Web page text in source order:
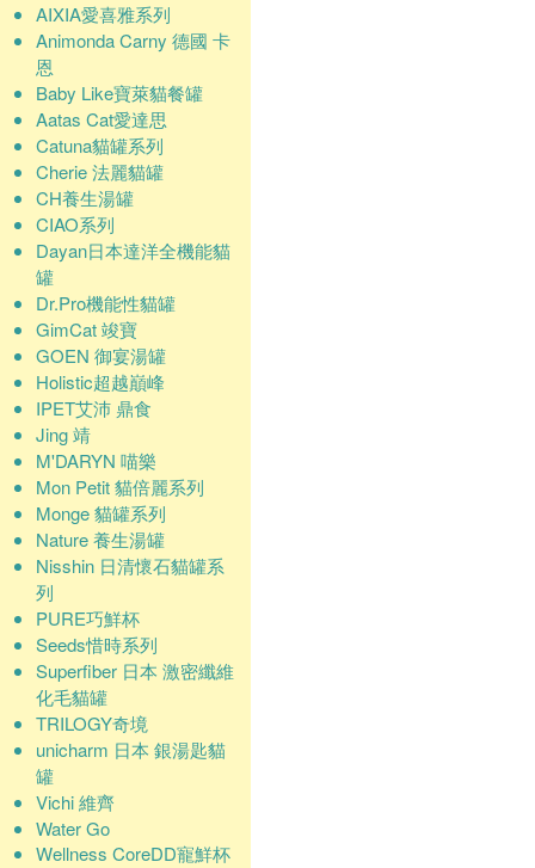
AIXIA愛喜雅系列
Animonda Carny 德國 卡
恩
Baby Like寶萊貓餐罐
Aatas Cat愛達思
Catuna貓罐系列
Cherie 法麗貓罐
CH養生湯罐
CIAO系列
Dayan日本達洋全機能貓
罐
Dr.Pro機能性貓罐
GimCat 竣寶
GOEN 御宴湯罐
Holistic超越巔峰
IPET艾沛 鼎食
Jing 靖
M'DARYN 喵樂
Mon Petit 貓倍麗系列
Monge 貓罐系列
Nature 養生湯罐
Nisshin 日清懷石貓罐系
列
PURE巧鮮杯
Seeds惜時系列
Superfiber 日本 激密纖維
化毛貓罐
TRILOGY奇境
unicharm 日本 銀湯匙貓
罐
Vichi 維齊
Water Go
Wellness CoreDD寵鮮杯